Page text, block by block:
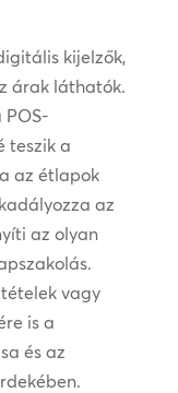
kijelzők,
árak láthatók.
POS-
teszik a
az étlapok
az
az olyan
vagy
is a
és az